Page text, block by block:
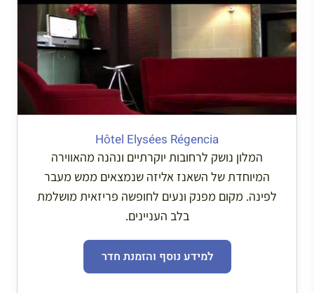
Hôtel Elysées Régencia
המלון נושק לרחובות יוקרתיים ונהנה מהאווירה
המיוחדת של השאנז אליזה שנמצאים ממש מעבר
לפינה. מקום מפנק ונעים לחופשה פריזאית מושלמת
בלב העניינים.
למידע נוסף והזמנת חדר